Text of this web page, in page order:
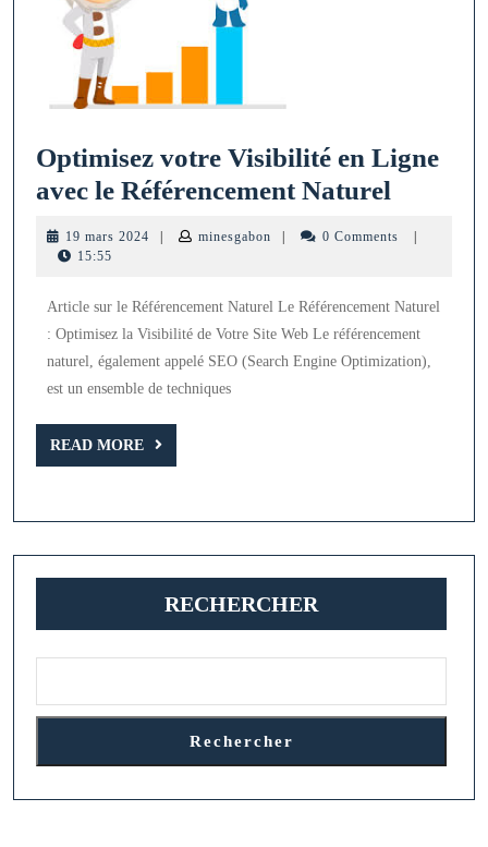
Optimisez votre Visibilité en Ligne
avec le Référencement Naturel
Ligne
avec
19 mars 2024 19| minesgabon minesgabon
| 0 Comments
|
15:55
Article sur le Référencement Naturel Le Référencement Naturel
: Optimisez la Visibilité de Votre Site Web Le référencement
naturel, également appelé SEO (Search Engine Optimization),
est un ensemble de techniques
READ MORE
READ
MORE
RECHERCHER
Rechercher